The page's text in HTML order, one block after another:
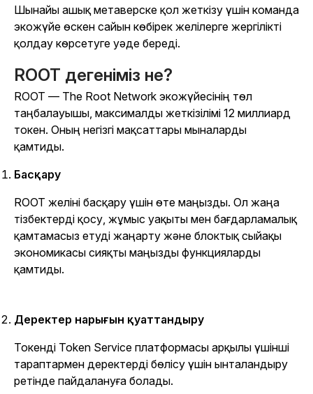
Шынайы ашық метаверске қол жеткізу үшін команда
экожүйе өскен сайын көбірек желілерге жергілікті
қолдау көрсетуге уәде береді.
ROOT дегеніміз не?
ROOT — The Root Network экожүйесінің төл
таңбалауышы, максималды жеткізілімі 12 миллиард
токен. Оның негізгі мақсаттары мыналарды
қамтиды.
Басқару
ROOT желіні басқару үшін өте маңызды. Ол жаңа
тізбектерді қосу, жұмыс уақыты мен бағдарламалық
қамтамасыз етуді жаңарту және блоктық сыйақы
экономикасы сияқты маңызды функцияларды
қамтиды.
Деректер нарығын қуаттандыру
Токенді Token Service платформасы арқылы үшінші
тараптармен деректерді бөлісу үшін ынталандыру
ретінде пайдалануға болады.